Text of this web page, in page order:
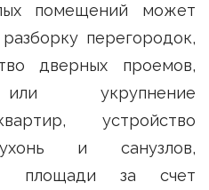
помещений может
перегородок,
дверных проемов,
или укрупнение
устройство
и санузлов,
площади за счет